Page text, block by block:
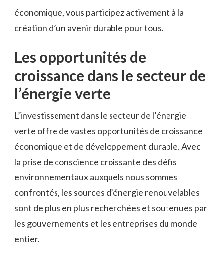
économique, vous participez activement à la
création d’un‍ avenir durable pour‍ tous.
Les opportunités de⁢
croissance dans le secteur de
l’énergie verte
L’investissement dans le secteur de l’énergie
⁢verte offre​ de ‌vastes opportunités de croissance⁢
économique et de développement ‍durable.‍ Avec
la⁣ prise de conscience croissante des défis
environnementaux‌ auxquels nous sommes
confrontés, les sources d’énergie renouvelables
sont de plus en​ plus recherchées⁣ et soutenues par
les gouvernements et les entreprises‍ du‍ monde
entier.